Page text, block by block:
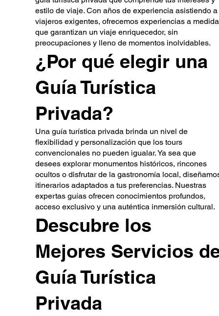
estilo de viaje. Con años de experiencia asistiendo a
viajeros exigentes, ofrecemos experiencias a medida
que garantizan un viaje enriquecedor, sin
preocupaciones y lleno de momentos inolvidables.
¿Por qué elegir una
Guía Turística
Privada?
Una guía turística privada brinda un nivel de
flexibilidad y personalización que los tours
convencionales no pueden igualar. Ya sea que
desees explorar monumentos históricos, rincones
ocultos o disfrutar de la gastronomía local,
itinerarios adaptados a tus preferencias. Nuestras
expertas guías ofrecen conocimientos profundos,
acceso exclusivo y una auténtica inmersión cultural.
Descubre los
Mejores Servicios
Guía Turística
Privada